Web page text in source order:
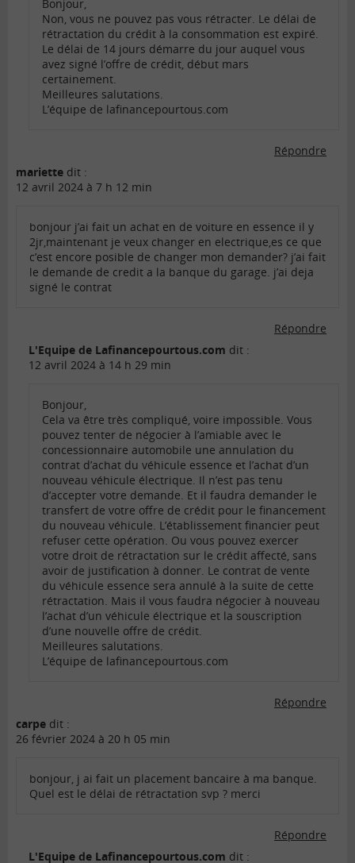
Bonjour,
Non, vous ne pouvez pas vous rétracter. Le délai de
rétractation du crédit à la consommation est expiré.
Le délai de 14 jours démarre du jour auquel vous
avez signé l’offre de crédit, début mars
certainement.
Meilleures salutations.
L’équipe de lafinancepourtous.com
Répondre
mariette dit :
12 avril 2024 à 7 h 12 min
bonjour j’ai fait un achat en de voiture en essence il y
2jr,maintenant je veux changer en electrique,es ce que
c’est encore posible de changer mon demander? j’ai fait
le demande de credit a la banque du garage. j’ai deja
signé le contrat
Répondre
L'Equipe de Lafinancepourtous.com dit :
12 avril 2024 à 14 h 29 min
Bonjour,
Cela va être très compliqué, voire impossible. Vous
pouvez tenter de négocier à l’amiable avec le
concessionnaire automobile une annulation du
contrat d’achat du véhicule essence et l’achat d’un
nouveau véhicule électrique. Il n’est pas tenu
d’accepter votre demande. Et il faudra demander le
transfert de votre offre de crédit pour le financement
du nouveau véhicule. L’établissement financier peut
refuser cette opération. Ou vous pouvez exercer
votre droit de rétractation sur le crédit affecté, sans
avoir de justification à donner. Le contrat de vente
du véhicule essence sera annulé à la suite de cette
rétractation. Mais il vous faudra négocier à nouveau
l’achat d’un véhicule électrique et la souscription
d’une nouvelle offre de crédit.
Meilleures salutations.
L’équipe de lafinancepourtous.com
Répondre
carpe dit :
26 février 2024 à 20 h 05 min
bonjour, j ai fait un placement bancaire à ma banque.
Quel est le délai de rétractation svp ? merci
Répondre
L'Equipe de Lafinancepourtous.com dit :